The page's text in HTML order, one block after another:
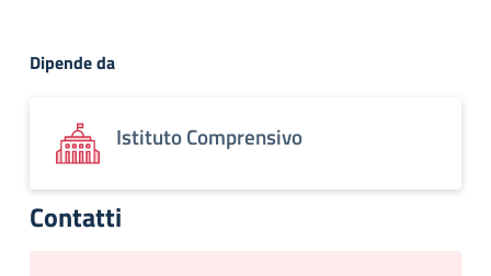
Dipende da
Istituto Comprensivo
Contatti